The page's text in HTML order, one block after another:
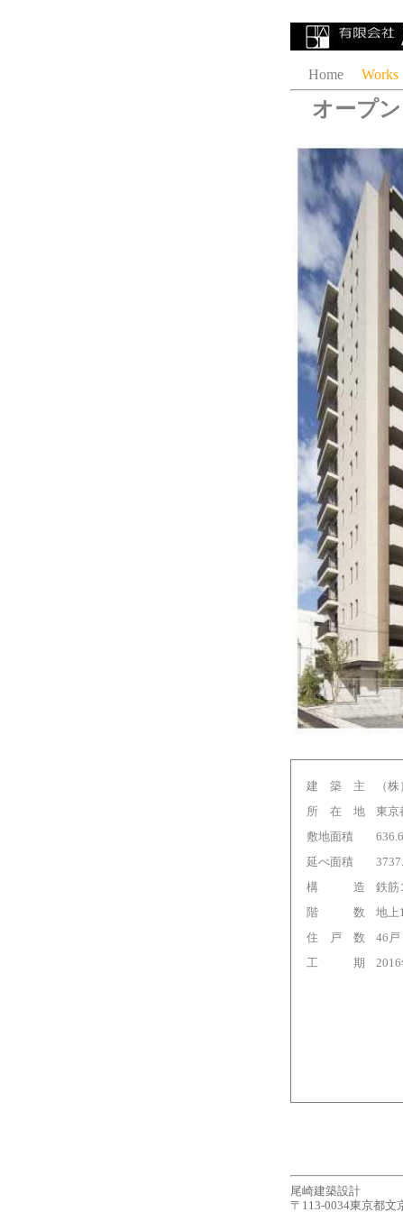
Home Works
オープン
建 築 主
（
所 在 地
東京
敷地面積
延べ面積
構 造
鉄筋
階 数
地上
住 戸 数
46戸
工 期
尾崎建築設計
〒113-0034東京都文